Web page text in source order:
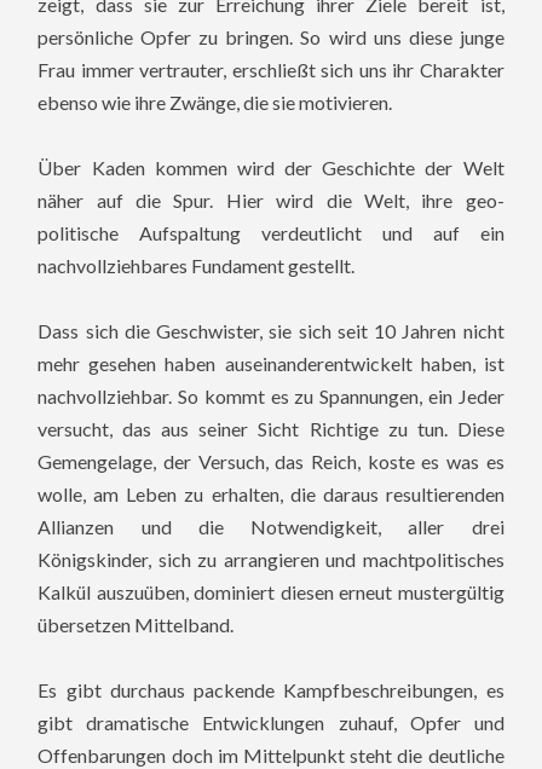
persönliche Opfer zu bringen. So wird uns diese junge
Frau immer vertrauter, erschließt sich uns ihr Charakter
ebenso wie ihre Zwänge, die sie motivieren.
Über Kaden kommen wird der Geschichte der Welt
näher auf die Spur. Hier wird die Welt, ihre geo-
politische Aufspaltung verdeutlicht und auf ein
nachvollziehbares Fundament gestellt.
Dass sich die Geschwister, sie sich seit 10 Jahren nicht
mehr gesehen haben auseinanderentwickelt haben, ist
nachvollziehbar. So kommt es zu Spannungen, ein Jeder
versucht, das aus seiner Sicht Richtige zu tun. Diese
Gemengelage, der Versuch, das Reich, koste es was es
wolle, am Leben zu erhalten, die daraus resultierenden
Allianzen und die Notwendigkeit, aller drei
Königskinder, sich zu arrangieren und machtpolitisches
Kalkül auszuüben, dominiert diesen erneut mustergültig
übersetzen Mittelband.
Es gibt durchaus packende Kampfbeschreibungen, es
gibt dramatische Entwicklungen zuhauf, Opfer und
Offenbarungen doch im Mittelpunkt steht die deutliche